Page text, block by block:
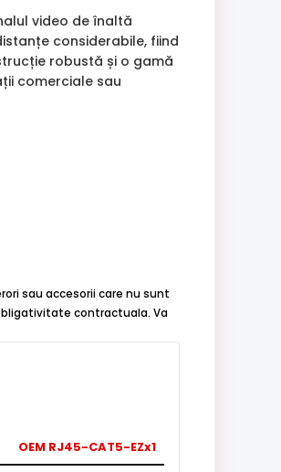
video de înaltă
considerabile, fiind
robustă și o gamă
comerciale sau
sau accesorii care nu sunt
contractuala. Va
OEM RJ45-CAT5-EZx1